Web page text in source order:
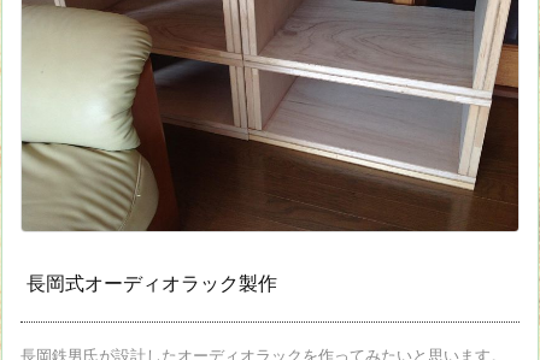
長岡式オーディオラック製作
長岡鉄男氏が設計したオーディオラックを作ってみたいと思います。